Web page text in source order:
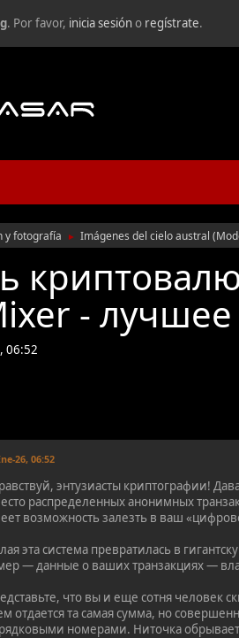
. Por favor, inicia sesióno regístrate.
y fotografía ► Imágenes del cielo austral
-
06:52
26, 06:52
энтузиасты криптографии!
распределенных анонимных
возможность залезть в ваш
эта система превратилась в
— данные о ваших транзакциях —
что вы и еще сотня человек
отдается та самая сумма, но
номерами. Ниточка